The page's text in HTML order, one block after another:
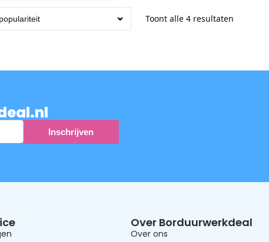
Toont alle 4 resultaten
Over Borduurwerkdeal
Over ons